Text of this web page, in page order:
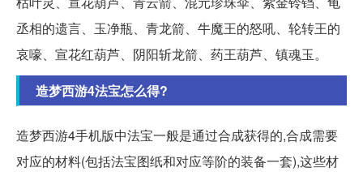
丞相的遗言、玉净瓶、青龙箭、牛魔王的怒吼、轮转王的
哀嚎、宣花红葫芦、阴阳斩龙箭、药王葫芦、镇魂玉。
造梦西游4法宝怎么得?
造梦西游4手机版中法宝一般是通过合成获得的,合成需要
对应的材料(包括法宝图纸和对应等阶的装备一套),这些材